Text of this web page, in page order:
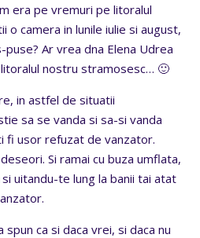
era pe vremuri pe litoralul
o camera in lunile iulie si august,
Ar vrea dna Elena Udrea
nostru stramosesc… 🙂
in astfel de situatii
sa se vanda si sa-si vanda
fi usor refuzat de vanzator.
Si ramai cu buza umflata,
uitandu-te lung la banii tai atat
spun ca si daca vrei, si daca nu